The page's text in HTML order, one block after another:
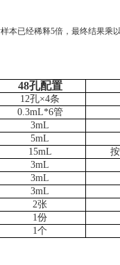
已经稀释5倍，最终结果乘
48孔配置
12孔×4条
0.3mL*6管
3mL
5mL
15mL
3mL
3mL
3mL
2张
1份
1个